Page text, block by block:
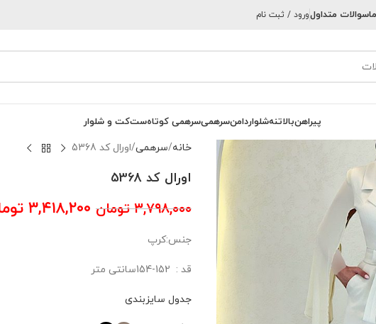
سوالات متداولورود / ثبت نام
پیراهنبالاتنهشلواردامنسرهمیسرهمی کوتاهستکت و شلوار
خانه سرهمی اورال کد 5368
اورال کد 5368
۳,۷۹۸,۰۰۰ تومان ۳,۴۱۸,۲۰۰
جنس:کرپ
قد : 152-154سانتی متر
جدول سایزبندی